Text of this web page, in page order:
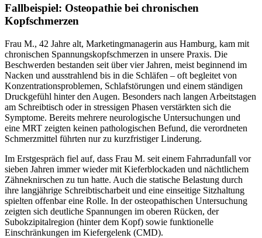
Fallbeispiel: Osteopathie bei chronischen
Kopfschmerzen
Frau M., 42 Jahre alt, Marketingmanagerin aus Hamburg, kam mit
chronischen Spannungskopfschmerzen in unsere Praxis. Die
Beschwerden bestanden seit über vier Jahren, meist beginnend im
Nacken und ausstrahlend bis in die Schläfen – oft begleitet von
Konzentrationsproblemen, Schlafstörungen und einem ständigen
Druckgefühl hinter den Augen. Besonders nach langen Arbeitstagen
am Schreibtisch oder in stressigen Phasen verstärkten sich die
Symptome. Bereits mehrere neurologische Untersuchungen und
eine MRT zeigten keinen pathologischen Befund, die verordneten
Schmerzmittel führten nur zu kurzfristiger Linderung.
Im Erstgespräch fiel auf, dass Frau M. seit einem Fahrradunfall vor
sieben Jahren immer wieder mit Kieferblockaden und nächtlichem
Zähneknirschen zu tun hatte. Auch die statische Belastung durch
ihre langjährige Schreibtischarbeit und eine einseitige Sitzhaltung
spielten offenbar eine Rolle. In der osteopathischen Untersuchung
zeigten sich deutliche Spannungen im oberen Rücken, der
Subokzipitalregion (hinter dem Kopf) sowie funktionelle
Einschränkungen im Kiefergelenk (CMD).